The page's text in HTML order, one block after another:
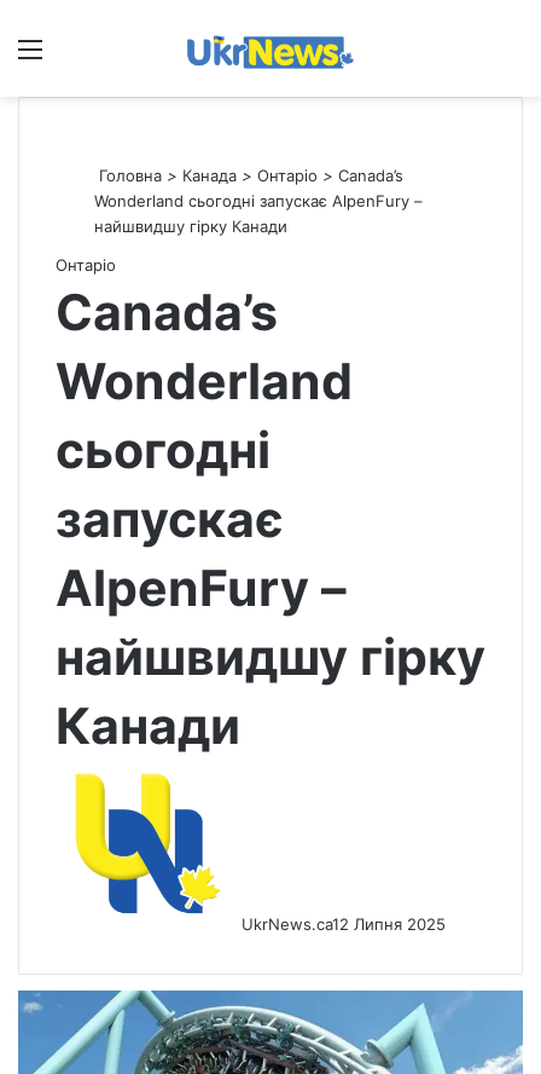
Меню
Головна > Канада > Онтаріо > Canada’s
Wonderland сьогодні запускає AlpenFury –
найшвидшу гірку Канади
Онтаріо
Canada’s
Wonderland
сьогодні
запускає
AlpenFury –
найшвидшу гірку
Канади
UkrNews.ca12 Липня 2025